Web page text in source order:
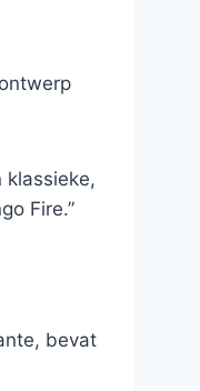
klassieke,
Fire.”
bevat